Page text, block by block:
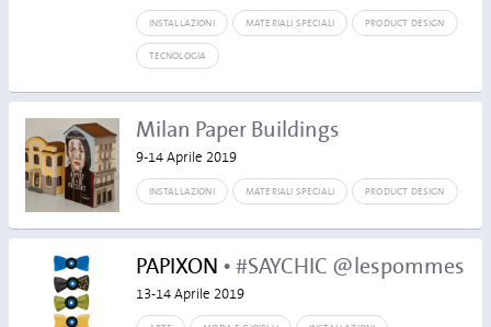
INSTALLAZIONI MATERIALI SPECIALI PRODUCT DESIGN
TECNOLOGIA
Milan Paper Buildings
9-14 Aprile 2019
INSTALLAZIONI MATERIALI SPECIALI PRODUCT DESIGN
PAPIXON • #SAYCHIC @lespommes
13-14 Aprile 2019